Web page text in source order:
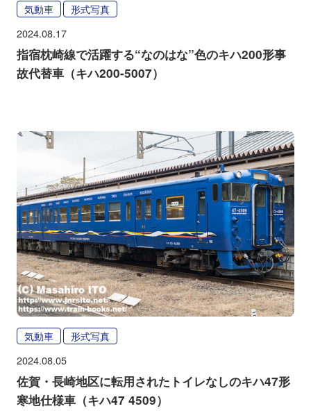
気動車 形式写真
2024.08.17
指宿枕崎線で活躍する“なのはな”色のキハ200形事
故代替車（キハ200-5007）
気動車 形式写真
2024.08.05
佐賀・長崎地区に転用されたトイレなしのキハ47形
寒地仕様車（キハ47 4509）